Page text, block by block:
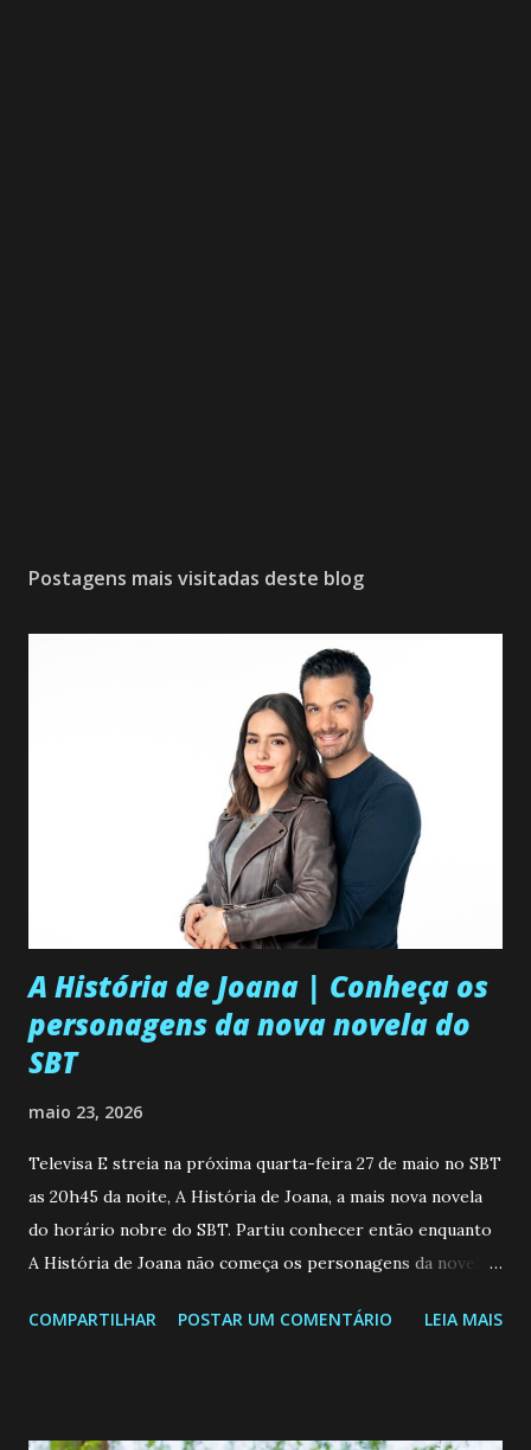
Postagens mais visitadas deste blog
A História de Joana | Conheça os
personagens da nova novela do
SBT
maio 23, 2026
Televisa E streia na próxima quarta-feira 27 de maio no SBT
as 20h45 da noite, A História de Joana, a mais nova novela
do horário nobre do SBT. Partiu conhecer então enquanto
A História de Joana não começa os personagens da novela?
de 25/05/26 a 31/05/26 JOANA GUADALUPE (Camila
COMPARTILHAR POSTAR UM COMENTÁRIO LEIA MAIS